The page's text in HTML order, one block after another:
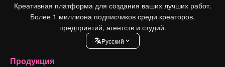
Креативная платформа для создания ваших лучших работ.
Более 1 миллиона подписчиков среди креаторов,
предприятий, агентств и студий.
Pусский
Продукция